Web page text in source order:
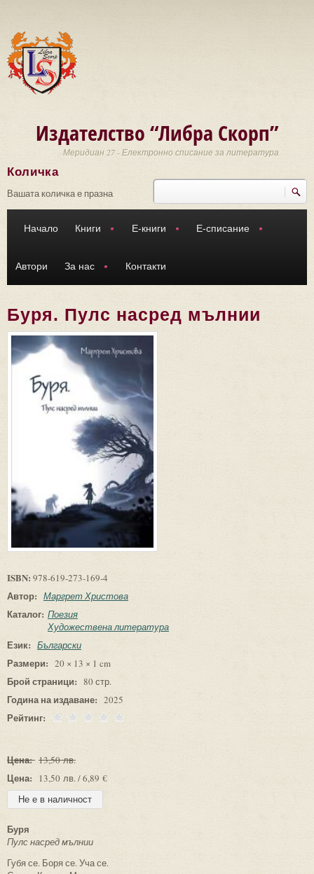
Издателство “Либра Скорп”
Меридиан 27 - Електронно списание за литература
Търси
Количка
Вашата количка е празна
Начало Книги Е-книги Е-списание
Автори За нас Контакти
Буря. Пулс насред мълнии
ISBN: 978-619-273-169-4
Автор: Маргрет Христова
Каталог: Поезия
Художествена литература
Език: Български
Размери: 20 × 13 × 1 cm
Брой страници: 80 стр.
Година на издаване: 2025
Рейтинг:
Цена: 13,50 лв.
Цена: 13,50 лв. / 6,89 €
Буря
Пулс насред мълнии
Губя се. Боря се. Уча се.